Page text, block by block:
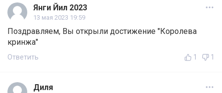
Янги Йил 2023
13 мая 2023 19:59
Поздравляем, Вы открыли достижение "Королева
кринжа"
Ответить 1 1
Диля